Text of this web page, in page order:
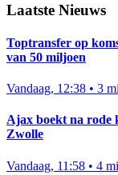
Laatste Nieuws
Toptransfer op
van 50 miljoen
Vandaag, 12:38 • 3
Ajax boekt na rode
Zwolle
Vandaag, 11:58 • 4